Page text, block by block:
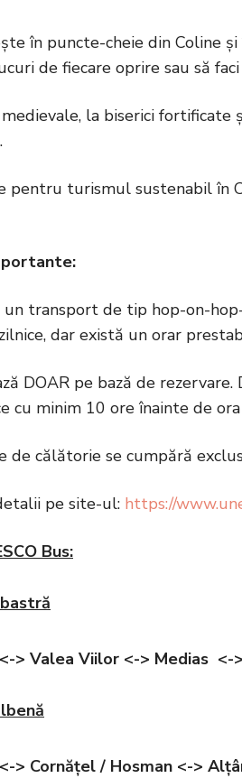
în puncte-cheie din Coline
de fiecare oprire sau să
la biserici
pentru turismul sustenabil în
transport de tip hop-on-
dar există un orar
DOAR pe bază de
cu minim 10 ore înainte de
de călătorie se cumpără
pe site-ul: https://
Bus:
<-> Valea Viilor <-> Medias <-
<-> Cornățel / Hosman <->